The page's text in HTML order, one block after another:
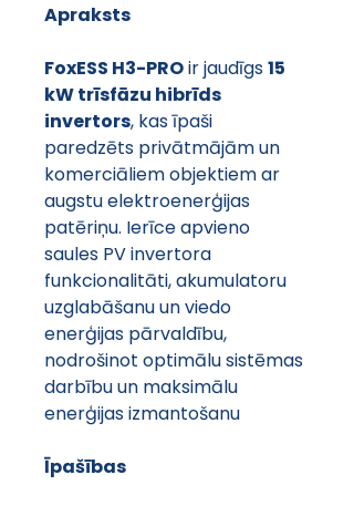
Apraksts
FoxESS H3-PRO ir jaudīgs 15
kW trīsfāzu hibrīds
invertors, kas īpaši
paredzēts privātmājām un
komerciāliem objektiem ar
augstu elektroenerģijas
patēriņu. Ierīce apvieno
saules PV invertora
funkcionalitāti, akumulatoru
uzglabāšanu un viedo
enerģijas pārvaldību,
nodrošinot optimālu sistēmas
darbību un maksimālu
enerģijas izmantošanu
Īpašības